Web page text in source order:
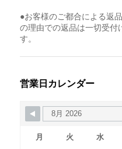
●お客様のご都合による返
の理由での返品は一切受付
す。
営業日カレンダー
月 火 水